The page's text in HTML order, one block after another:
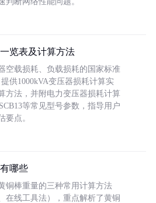
览表及计算方法
空载损耗、负载损耗的国家标准
提供1000kVA变压器损耗计算实
方法，并附电力变压器损耗计算
等常见型号参数，指导用户
要点。
哪些
铜棒重量的三种常用计算方法
在线工具法），重点解析了黄铜